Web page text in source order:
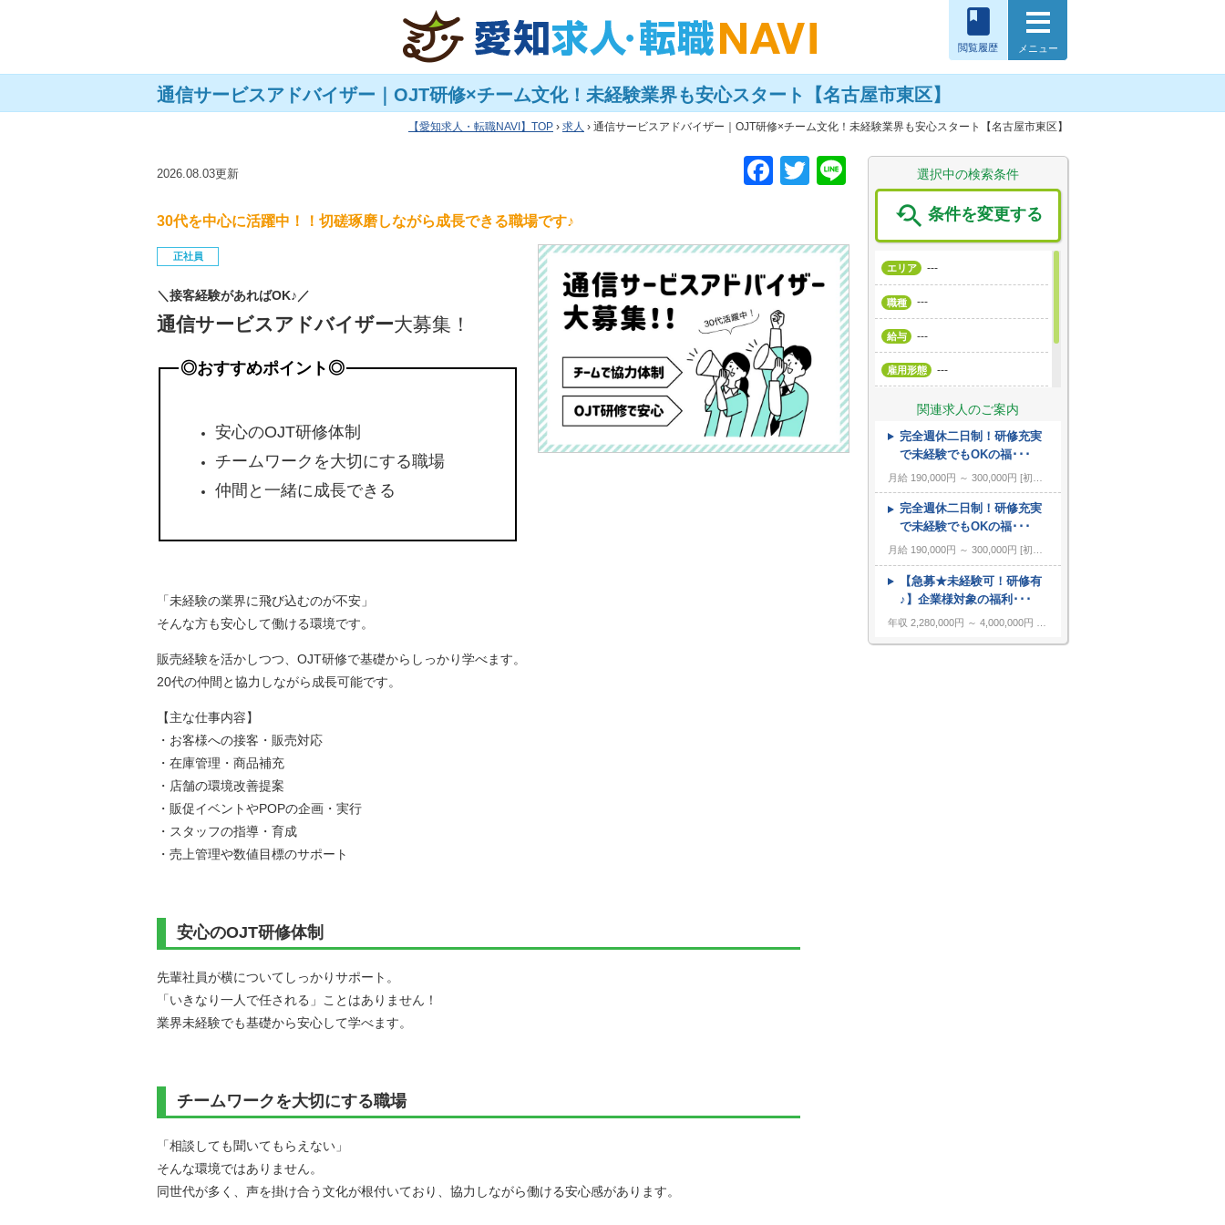
メニュー
book
閲覧履歴
通信サービスアドバイザー｜OJT研修×チーム文化！未経験業界も安心スタート【名古屋市東区】
愛知求人・転職NAVI TOP › 求人 › 通信サービスアドバイザー｜OJT研修×チーム文化！未経験業界も安心スタート【名古屋市東区】
2026.08.03更新
30代を中心に活躍中！！切磋琢磨しながら成長できる職場です♪
正社員
F
e
b
o
o
k
T
er
＼接客経験があればOK♪／
通信サービスアドバイザー大募集！
◎おすすめポイント◎
安心のOJT研修体制
チームワークを大切にする職場
仲間と一緒に成長できる
「未経験の業界に飛び込むのが不安」
そんな方も安心して働ける環境です。
販売経験を活かしつつ、OJT研修で基礎からしっかり学べます。
20代の仲間と協力しながら成長可能です。
【主な仕事内容】
・お客様への接客・販売対応
・在庫管理・商品補充
・店舗の環境改善提案
・販促イベントやPOPの企画・実行
・スタッフの指導・育成
・売上管理や数値目標のサポート
安心のOJT研修体制
先輩社員が横についてしっかりサポート。
「いきなり一人で任される」ことはありません！
業界未経験でも基礎から安心して学べます。
チームワークを大切にする職場
「相談しても聞いてもらえない」
そんな環境ではありません。
同世代が多く、声を掛け合う文化が根付いており、協力しながら働ける安心感があります。
選択中の検索条件
 条件を変更する
エリア ---
職種 ---
給与 ---
雇用形態 ---
こだわり条件 ---
キーワード ---
関連求人のご案内
完全週休二日制！研修充実
で未経験でもOKの福･･･
月給 190,000円 ～ 300,000円 初任給：16万～25万円+諸手当(地域・能力により異なる) 例：20万～25万円（東京都勤務） 平均給与：423,000円(平成29年度実績) ※給与は年間平均の税込定例給与であり、賞与は含んでおりません。
完全週休二日制！研修充実
で未経験でもOKの福･･･
月給 190,000円 ～ 300,000円 初任給：16万～25万円+諸手当(地域・能力により異なる) 例：20万～25万円（東京都勤務） 平均給与：423,000円(平成29年度実績) ※給与は年間平均の税込定例給与であり、賞与は含んでおりません。
【急募★未経験可！研修有
♪】企業様対象の福利･･･